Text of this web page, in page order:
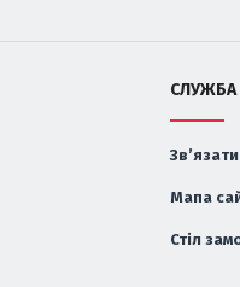
СЛУЖБА
Мапа
Стіл